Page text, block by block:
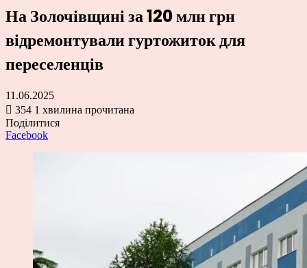
На Золочівщині за 120 млн грн
відремонтували гуртожиток для
переселенців
11.06.2025
354 1 хвилина прочитана
Поділитися
Facebook